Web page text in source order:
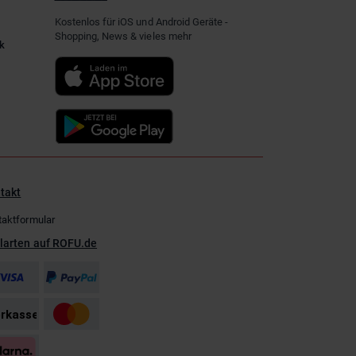
Kostenlos für iOS und Android Geräte -
Shopping, News & vieles mehr
auf ROFU.de